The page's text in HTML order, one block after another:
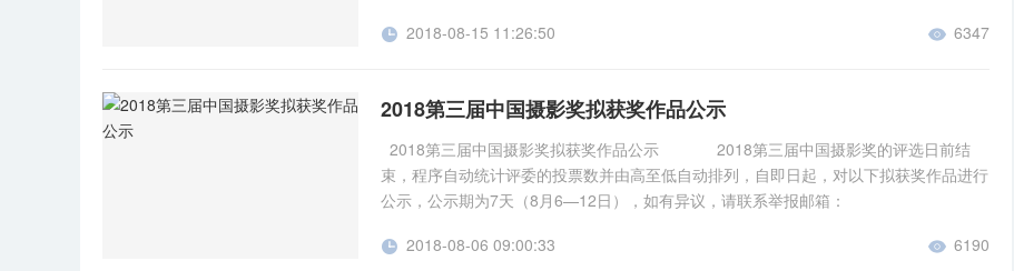
分：33 《晒幸福》 作者：金云钟 得分：32 梦境 作者：赵卫民 得分：32 脱贫摘
顾昔 得分：30
广宝（安徽） 梁钧棠（广西） 庞 斌（四川） 俞伟民（江苏） 孙 东（山东） 各
 2018-08-15 11:26:50  6347
2018第三届中国摄影奖拟获奖作品公示
2018第三届中国摄影奖拟获奖作品公示 2018第三届中国摄影奖的评选日前结
束，程序自动统计评委的投票数并由高至低自动排列，自即日起，对以下拟获奖作品进行
公示，公示期为7天（8月6—12日），如有异议，请联系举报邮箱：
大图于2018年8月12日前发至邮箱：3334358169@qq.com，逾期视为弃权，组委会将对
 2018-08-06 09:00:33  6190